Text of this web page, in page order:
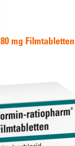
mg Filmtabletten